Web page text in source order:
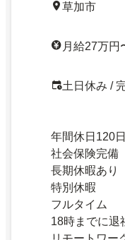
草加市
月給27万円
土日休み /
年間休日120
社会保険完備
長期休暇あり
特別休暇
フルタイム
18時までに退